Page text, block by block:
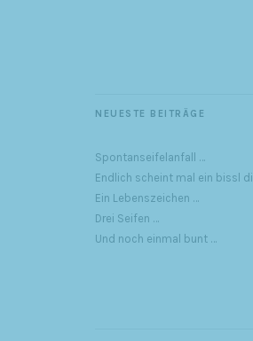
NEUESTE BEITRÄGE
Spontanseifelanfall …
Endlich scheint mal ein bissl
Ein Lebenszeichen …
Drei Seifen …
Und noch einmal bunt …